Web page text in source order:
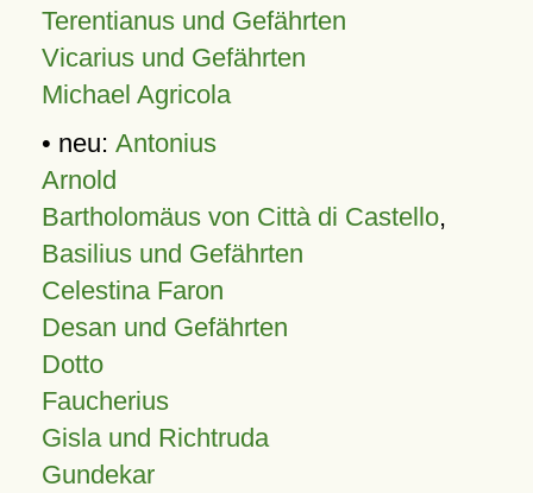
Terentianus und Gefährten
Vicarius und Gefährten
Michael Agricola
• neu: Antonius
Arnold
Bartholomäus von Città di Castello,
Basilius und Gefährten
Celestina Faron
Desan und Gefährten
Dotto
Faucherius
Gisla und Richtruda
Gundekar